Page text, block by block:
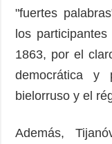
"fuertes
los
1863, por el
democrática y
bielorruso y el
Además,